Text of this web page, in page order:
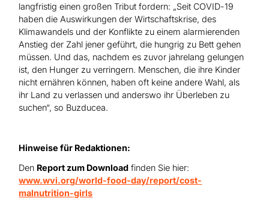
langfristig einen großen Tribut fordern: „Seit COVID-19
haben die Auswirkungen der Wirtschaftskrise, des
Klimawandels und der Konflikte zu einem alarmierenden
Anstieg der Zahl jener geführt, die hungrig zu Bett gehen
müssen. Und das, nachdem es zuvor jahrelang gelungen
ist, den Hunger zu verringern. Menschen, die ihre Kinder
nicht ernähren können, haben oft keine andere Wahl, als
ihr Land zu verlassen und anderswo ihr Überleben zu
suchen“, so Buzducea.
Hinweise für Redaktionen:
Den Report zum Download finden Sie hier:
www.wvi.org/world-food-day/report/cost-
malnutrition-girls